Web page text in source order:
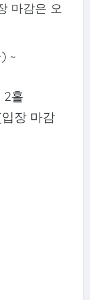
마감은 오
~
2홀
장 마감